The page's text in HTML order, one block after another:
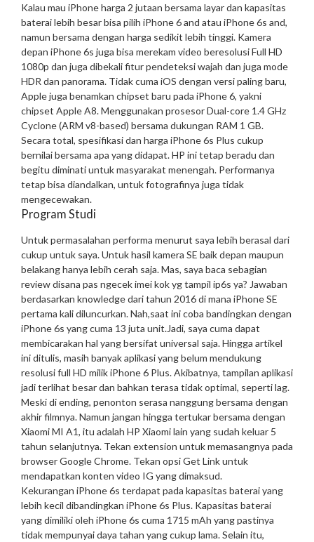
Kalau mau iPhone harga 2 jutaan bersama layar dan kapasitas
baterai lebih besar bisa pilih iPhone 6 and atau iPhone 6s and,
namun bersama dengan harga sedikit lebih tinggi. Kamera
depan iPhone 6s juga bisa merekam video beresolusi Full HD
1080p dan juga dibekali fitur pendeteksi wajah dan juga mode
HDR dan panorama. Tidak cuma iOS dengan versi paling baru,
Apple juga benamkan chipset baru pada iPhone 6, yakni
chipset Apple A8. Menggunakan prosesor Dual-core 1.4 GHz
Cyclone (ARM v8-based) bersama dukungan RAM 1 GB.
Secara total, spesifikasi dan harga iPhone 6s Plus cukup
bernilai bersama apa yang didapat. HP ini tetap beradu dan
begitu diminati untuk masyarakat menengah. Performanya
tetap bisa diandalkan, untuk fotografinya juga tidak
mengecewakan.
Program Studi
Untuk permasalahan performa menurut saya lebih berasal dari
cukup untuk saya. Untuk hasil kamera SE baik depan maupun
belakang hanya lebih cerah saja. Mas, saya baca sebagian
review disana pas ngecek imei kok yg tampil ip6s ya? Jawaban
berdasarkan knowledge dari tahun 2016 di mana iPhone SE
pertama kali diluncurkan. Nah,saat ini coba bandingkan dengan
iPhone 6s yang cuma 13 juta unit.Jadi, saya cuma dapat
membicarakan hal yang bersifat universal saja. Hingga artikel
ini ditulis, masih banyak aplikasi yang belum mendukung
resolusi full HD milik iPhone 6 Plus. Akibatnya, tampilan aplikasi
jadi terlihat besar dan bahkan terasa tidak optimal, seperti lag.
Meski di ending, penonton serasa nanggung bersama dengan
akhir filmnya. Namun jangan hingga tertukar bersama dengan
Xiaomi MI A1, itu adalah HP Xiaomi lain yang sudah keluar 5
tahun selanjutnya. Tekan extension untuk memasangnya pada
browser Google Chrome. Tekan opsi Get Link untuk
mendapatkan konten video IG yang dimaksud.
Kekurangan iPhone 6s terdapat pada kapasitas baterai yang
lebih kecil dibandingkan iPhone 6s Plus. Kapasitas baterai
yang dimiliki oleh iPhone 6s cuma 1715 mAh yang pastinya
tidak mempunyai daya tahan yang cukup lama. Selain itu,